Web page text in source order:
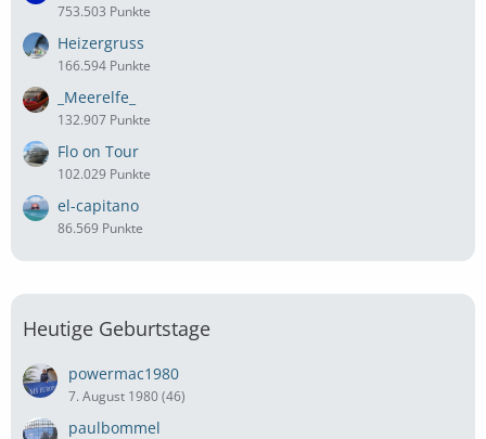
753.503 Punkte
Heizergruss
166.594 Punkte
_Meerelfe_
132.907 Punkte
Flo on Tour
102.029 Punkte
el-capitano
86.569 Punkte
Heutige Geburtstage
powermac1980
7. August 1980 (46)
paulbommel